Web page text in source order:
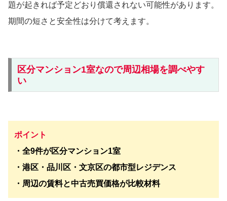
題が起きれば予定どおり償還されない可能性があります。
期間の短さと安全性は分けて考えます。
区分マンション1室なので周辺相場を調べやす
い
ポイント
・全9件が区分マンション1室
・港区・品川区・文京区の都市型レジデンス
・周辺の賃料と中古売買価格が比較材料